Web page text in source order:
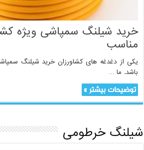
خرید شیلنگ سمپاشی ویژه
مناسب
یکی از دغدغه های کشاورزان خرید شیلنگ
باشد. ما …
توضیحات بیشتر »
شیلنگ خرطومی